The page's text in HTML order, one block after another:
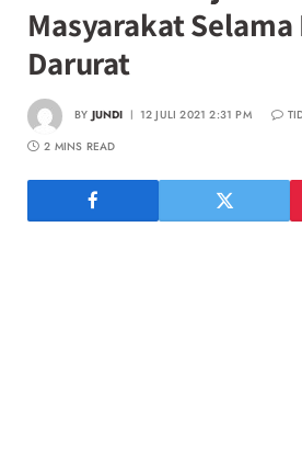
Masyarakat Selama
Darurat
BY JUNDI 12 JULI 2021 2:31 PM
2 MINS READ